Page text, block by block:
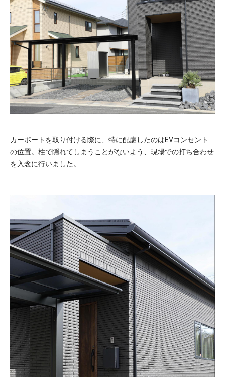
カーポートを取り付ける際に、特に配慮したのはEVコンセント
の位置。柱で隠れてしまうことがないよう、現場での打ち合わせ
を入念に行いました。